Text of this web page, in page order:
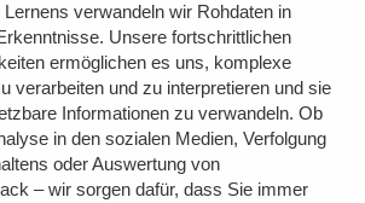
verwandeln wir Rohdaten in
Unsere fortschrittlichen
ermöglichen es uns, komplexe
verarbeiten und zu interpretieren und sie
Informationen zu verwandeln. Ob
in den sozialen Medien, Verfolgung
oder Auswertung von
– wir sorgen dafür, dass Sie immer